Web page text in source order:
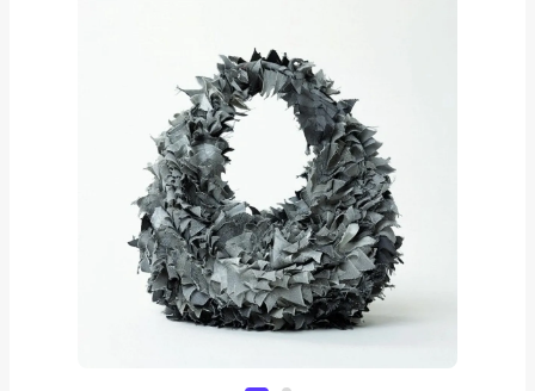
Сумка джинсовая Rishi
14 400 ₽
Добавить в вишлист